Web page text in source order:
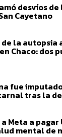
desvíos
Cayetano
la autopsia
Chaco: dos
fue
tras la
Meta a
mental de